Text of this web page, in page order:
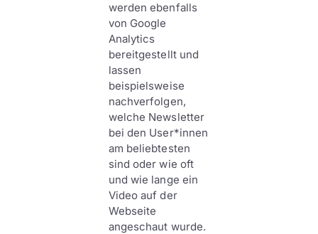
werden ebenfalls
von Google
Analytics
bereitgestellt und
lassen
beispielsweise
nachverfolgen,
welche Newsletter
bei den User*innen
am beliebtesten
sind oder wie oft
und wie lange ein
Video auf der
Webseite
angeschaut wurde.